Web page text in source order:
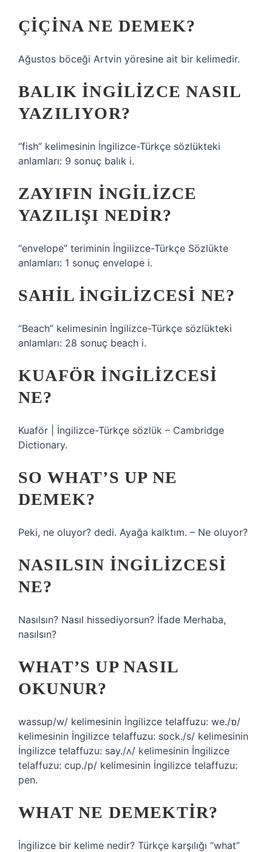
ÇIÇINA NE DEMEK?
Ağustos böceği Artvin yöresine ait bir kelimedir.
BALIK INGILIZCE NASIL
YAZILIYOR?
“fish” kelimesinin İngilizce-Türkçe sözlükteki
anlamları: 9 sonuç balık i.
ZAYIFIN İNGILIZCE
YAZILIŞI NEDIR?
“envelope” teriminin İngilizce-Türkçe Sözlükte
anlamları: 1 sonuç envelope i.
SAHIL INGILIZCESI NE?
“Beach” kelimesinin İngilizce-Türkçe sözlükteki
anlamları: 28 sonuç beach i.
KUAFÖR INGILIZCESI
NE?
Kuaför | İngilizce-Türkçe sözlük – Cambridge
Dictionary.
SO WHAT’S UP NE
DEMEK?
Peki, ne oluyor? dedi. Ayağa kalktım. – Ne oluyor?
NASILSIN INGILIZCESI
NE?
Nasılsın? Nasıl hissediyorsun? İfade Merhaba,
nasılsın?
WHAT’S UP NASIL
OKUNUR?
wassup/w/ kelimesinin İngilizce telaffuzu: we./ɒ/
kelimesinin İngilizce telaffuzu: sock./s/ kelimesinin
İngilizce telaffuzu: say./ʌ/ kelimesinin İngilizce
telaffuzu: cup./p/ kelimesinin İngilizce telaffuzu:
pen.
WHAT NE DEMEKTIR?
İngilizce bir kelime nedir? Türkçe karşılığı “what”